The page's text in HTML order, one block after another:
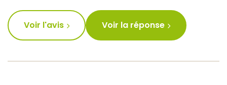
Voir l'avis Voir la réponse